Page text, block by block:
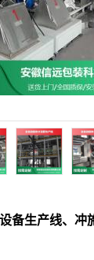
备生产线、冲